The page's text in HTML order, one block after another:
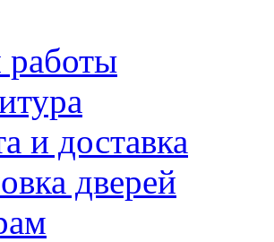
и доставка
дверей